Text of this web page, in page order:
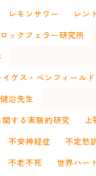
レモンサワー
レン
ロックフェラー研究所
ヴス・ペンフィールド
治先生
する実験的研究
上
不安神経症
不定愁
不老不死
世界ハー